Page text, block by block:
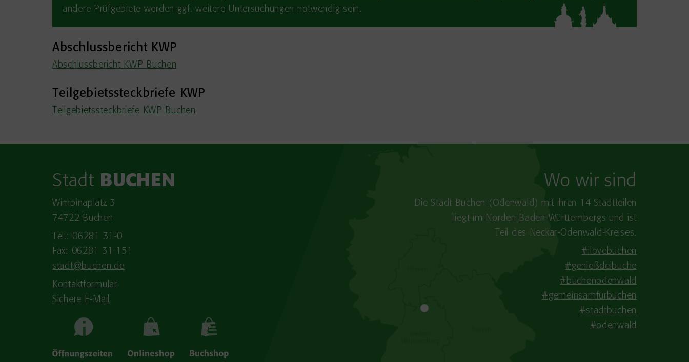
andere Prüfgebiete werden ggf. weitere Untersuchungen notwendig sein.
Abschlussbericht KWP
Abschlussbericht KWP Buchen
Teilgebietssteckbriefe KWP
Teilgebietssteckbriefe KWP Buchen
Stadt BUCHEN
Wimpinaplatz 3
74722 Buchen
Tel.: 06281 31-0
Fax: 06281 31-151
stadt@buchen.de
Kontaktformular
Sichere E-Mail
Wo wir sind
Die Stadt Buchen (Odenwald) mit ihren 14 Stadtteilen
liegt im Norden Baden-​Württembergs und ist
Teil des Neckar-Odenwald-Kreises.
#ilovebuchen
#genießdeibuche
#buchenodenwald
#gemeinsamfürbuchen
#stadtbuchen
#odenwald